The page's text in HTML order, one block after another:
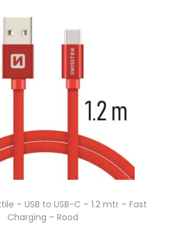
– USB to USB-C – 1.2 mtr – Fast
Charging – Rood